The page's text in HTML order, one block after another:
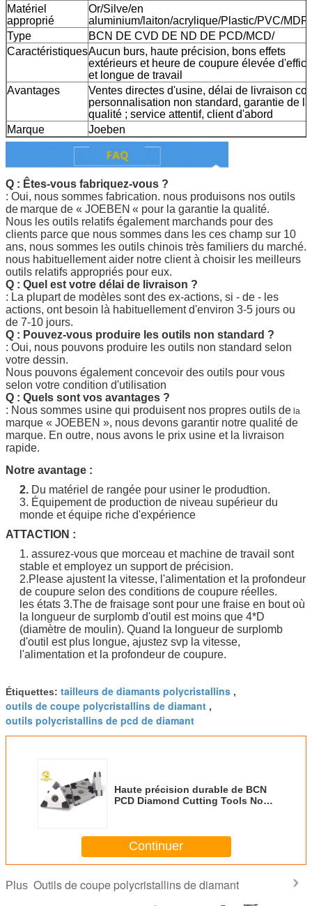
Matériel
approprié
Or/Silve/en
aluminium/laiton/acrylique/Plastic/PVC/
Type
BCN DE CVD DE ND DE PCD/MCD/
CaractéristiquesAucun burs, haute précision, bons effets
extérieurs et heure de coupure élevée
et longue de travail
Avantages
Ventes directes d'usine, délai de livraison
personnalisation non standard, garantie de la
qualité ; service attentif, client d'abord
Marque
Joeben
Q : Êtes-vous fabriquez-vous ?
: Oui, nous sommes fabrication. nous produisons nos outils
de marque de « JOEBEN « pour la garantie la qualité.
Nous les outils relatifs également marchands pour des
clients parce que nous sommes dans les ces champ sur 10
ans, nous sommes les outils chinois très familiers du marché.
nous habituellement aider notre client à choisir les meilleurs
outils relatifs appropriés pour eux.
Q : Quel est votre délai de livraison ?
: La plupart de modèles sont des ex-actions, si - de - les
actions, ont besoin là habituellement d'environ 3-5 jours ou
de 7-10 jours.
Q : Pouvez-vous produire les outils non standard ?
: Oui, nous pouvons produire les outils non standard selon
votre dessin.
Nous pouvons également concevoir des outils pour vous
selon votre condition d'utilisation
Q : Quels sont vos avantages ?
: Nous sommes usine qui produisent nos propres outils de la
marque « JOEBEN », nous devons garantir notre qualité de
marque. En outre, nous avons le prix usine et la livraison
rapide.
Notre avantage :
2. Du matériel de rangée pour usiner le produdtion.
3. Équipement de production de niveau supérieur du
monde et équipe riche d'expérience
ATTACTION :
1. assurez-vous que morceau et machine de travail sont
stable et employez un support de précision.
2.Please ajustent la vitesse, l'alimentation et la profondeur
de coupure selon des conditions de coupure réelles.
les états 3.The de fraisage sont pour une fraise en bout où
la longueur de surplomb d'outil est moins que 4*D
(diamètre de moulin). Quand la longueur de surplomb
d'outil est plus longue, ajustez svp la vitesse,
l'alimentation et la profondeur de coupure.
Étiquettes: tailleurs de diamants polycristallins ,
outils de coupe polycristallins de diamant ,
outils polycristallins de pcd de diamant
Haute précision durable de BCN
PCD Diamond Cutting Tools No
Continuer
Plus Outils de coupe polycristallins de diamant